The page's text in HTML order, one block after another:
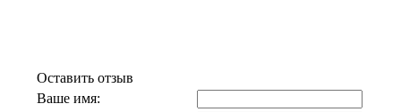
Оставить отзыв
Ваше имя: